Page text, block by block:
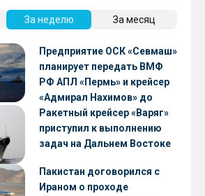
За неделю За месяц
Предприятие ОСК «Севмаш»
планирует передать ВМФ
РФ АПЛ «Пермь» и крейсер
«Адмирал Нахимов» до
конца 2026 года
Ракетный крейсер «Варяг»
приступил к выполнению
задач на Дальнем Востоке
Пакистан договорился с
Ираном о проходе